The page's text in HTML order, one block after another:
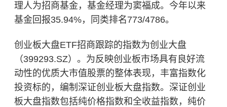
理人为招商基金，基金经理为窦福成。今年以来
基金回报35.94%，同类排名773/4786。
创业板大盘ETF招商跟踪的指数为创业大盘
（399293.SZ）。为反映创业板市场具有良好流
动性的优质大市值股票的整体表现，丰富指数化
投资标的，编制深证创业板大盘指数。深证创业
板大盘指数包括纯价格指数和全收益指数，纯价